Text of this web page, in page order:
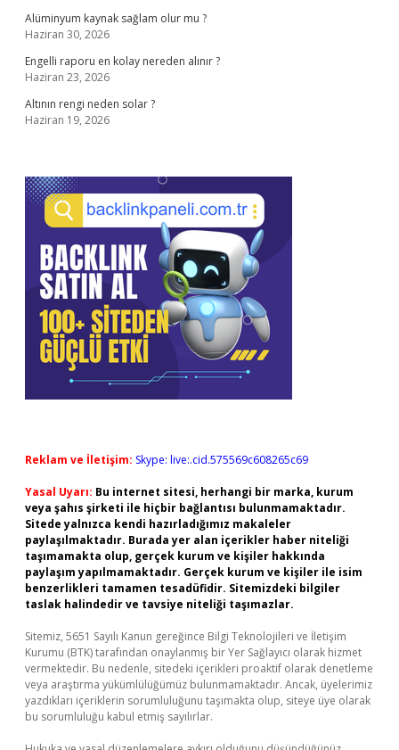
Alüminyum kaynak sağlam olur mu ?
Haziran 30, 2026
Engelli raporu en kolay nereden alınır ?
Haziran 23, 2026
Altının rengi neden solar ?
Haziran 19, 2026
Reklam ve İletişim: Skype: live:.cid.575569c608265c69
Yasal Uyarı: Bu internet sitesi, herhangi bir marka, kurum
veya şahıs şirketi ile hiçbir bağlantısı bulunmamaktadır.
Sitede yalnızca kendi hazırladığımız makaleler
paylaşılmaktadır. Burada yer alan içerikler haber niteliği
taşımamakta olup, gerçek kurum ve kişiler hakkında
paylaşım yapılmamaktadır. Gerçek kurum ve kişiler ile isim
benzerlikleri tamamen tesadüfidir. Sitemizdeki bilgiler
taslak halindedir ve tavsiye niteliği taşımazlar.
Sitemiz, 5651 Sayılı Kanun gereğince Bilgi Teknolojileri ve İletişim
Kurumu (BTK) tarafından onaylanmış bir Yer Sağlayıcı olarak hizmet
vermektedir. Bu nedenle, sitedeki içerikleri proaktif olarak denetleme
veya araştırma yükümlülüğümüz bulunmamaktadır. Ancak, üyelerimiz
yazdıkları içeriklerin sorumluluğunu taşımakta olup, siteye üye olarak
bu sorumluluğu kabul etmiş sayılırlar.